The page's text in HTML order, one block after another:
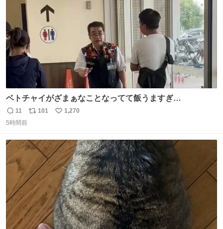
ベトチャイがざまぁなことなってて飯うますぎ
る〜〜〜！！！！！！！！ 店員さんの神対応によって先頭
並んでたのに列からハブられてたwwwwwwwwwwww
返
信
11
リ
ト
101
い
数
1,270
5時間前